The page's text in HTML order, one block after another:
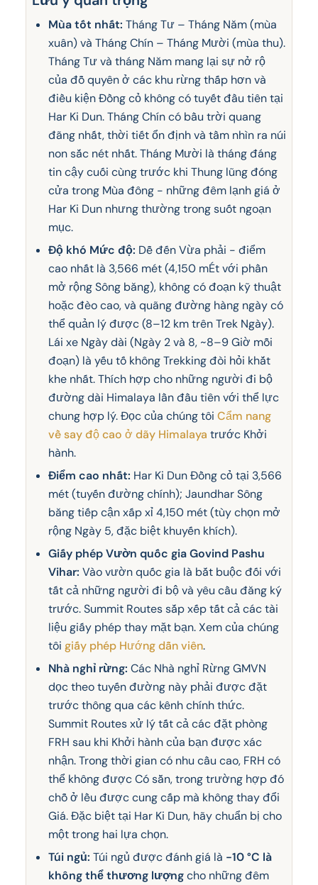
Mùa tốt nhất: Tháng Tư – Tháng Năm (mùa
xuân) và Tháng Chín – Tháng Mười (mùa thu).
Tháng Tư và tháng Năm mang lại sự nở rộ
của đỗ quyên ở các khu rừng thấp hơn và
điều kiện Đồng cỏ không có tuyết đầu tiên tại
Har Ki Dun. Tháng Chín có bầu trời quang
đãng nhất, thời tiết ổn định và tầm nhìn ra núi
non sắc nét nhất. Tháng Mười là tháng đáng
tin cậy cuối cùng trước khi Thung lũng đóng
cửa trong Mùa đông - những đêm lạnh giá ở
Har Ki Dun nhưng thường trong suốt ngoạn
mục.
Độ khó Mức độ: Dễ đến Vừa phải - điểm
cao nhất là 3,566 mét (4,150 mÉt với phần
mở rộng Sông băng), không có đoạn kỹ thuật
hoặc đèo cao, và quãng đường hàng ngày có
thể quản lý được (8–12 km trên Trek Ngày).
Lái xe Ngày dài (Ngày 2 và 8, ~8–9 Giờ mỗi
đoạn) là yếu tố không Trekking đòi hỏi khắt
khe nhất. Thích hợp cho những người đi bộ
đường dài Himalaya lần đầu tiên với thể lực
chung hợp lý. Đọc của chúng tôi Cẩm nang
về say độ cao ở dãy Himalaya trước Khởi
hành.
Điểm cao nhất: Har Ki Dun Đồng cỏ tại 3,566
mét (tuyến đường chính); Jaundhar Sông
băng tiếp cận xấp xỉ 4,150 mét (tùy chọn mở
rộng Ngày 5, đặc biệt khuyến khích).
Giấy phép Vườn quốc gia Govind Pashu
Vihar: Vào vườn quốc gia là bắt buộc đối với
tất cả những người đi bộ và yêu cầu đăng ký
trước. Summit Routes sắp xếp tất cả các tài
liệu giấy phép thay mặt bạn. Xem của chúng
tôi giấy phép Hướng dẫn viên.
Nhà nghỉ rừng: Các Nhà nghỉ Rừng GMVN
dọc theo tuyến đường này phải được đặt
trước thông qua các kênh chính thức.
Summit Routes xử lý tất cả các đặt phòng
FRH sau khi Khởi hành của bạn được xác
nhận. Trong thời gian có nhu cầu cao, FRH có
thể không được Có sẵn, trong trường hợp đó
chỗ ở lều được cung cấp mà không thay đổi
Giá. Đặc biệt tại Har Ki Dun, hãy chuẩn bị cho
một trong hai lựa chọn.
Túi ngủ: Túi ngủ được đánh giá là -10 °C là
không thể thương lượngcho những đêm